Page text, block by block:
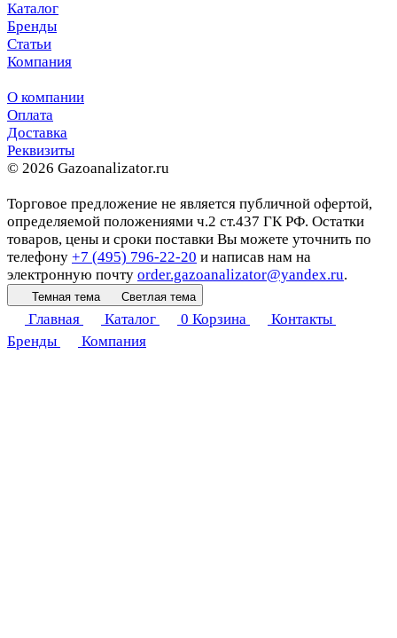
Каталог
Бренды
Статьи
Компания
О компании
Оплата
Доставка
Реквизиты
© 2026 Gazoanalizator.ru
Торговое предложение не является публичной офертой,
определяемой положениями ч.2 ст.437 ГК РФ. Остатки
товаров, цены и сроки поставки Вы можете уточнить по
телефону +7 (495) 796-22-20 и написав нам на
электронную почту order.gazoanalizator@yandex.ru.
Темная тема Светлая тема
Главная Каталог 0 Корзина
Контакты
Бренды
Компания